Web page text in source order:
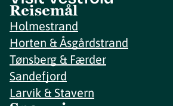
Reisemål
Holmestrand
Horten & Åsgårdstrand
Tønsberg & Færder
Sandefjord
Larvik & Stavern